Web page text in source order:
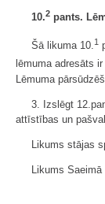
10.2 pants.
Šā likuma 10.1
lēmuma adresāts
Lēmuma
3. Izslēgt
attīstības un
Likums stājas
Likums Saeimā